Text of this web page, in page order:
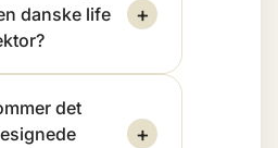
danske life
+
det
+